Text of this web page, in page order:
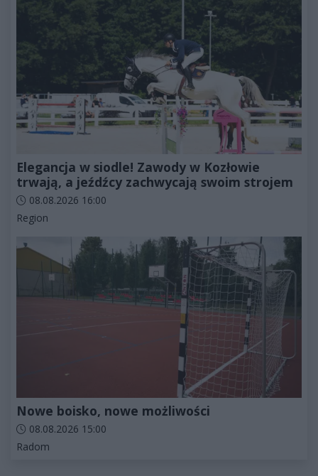
Elegancja w siodle! Zawody w Kozłowie
trwają, a jeźdźcy zachwycają swoim strojem
Data dodania artykułu:
08.08.2026 16:00
Kategorie artykułu:
Region
Nowe boisko, nowe możliwości
Data dodania artykułu:
08.08.2026 15:00
Kategorie artykułu:
Radom